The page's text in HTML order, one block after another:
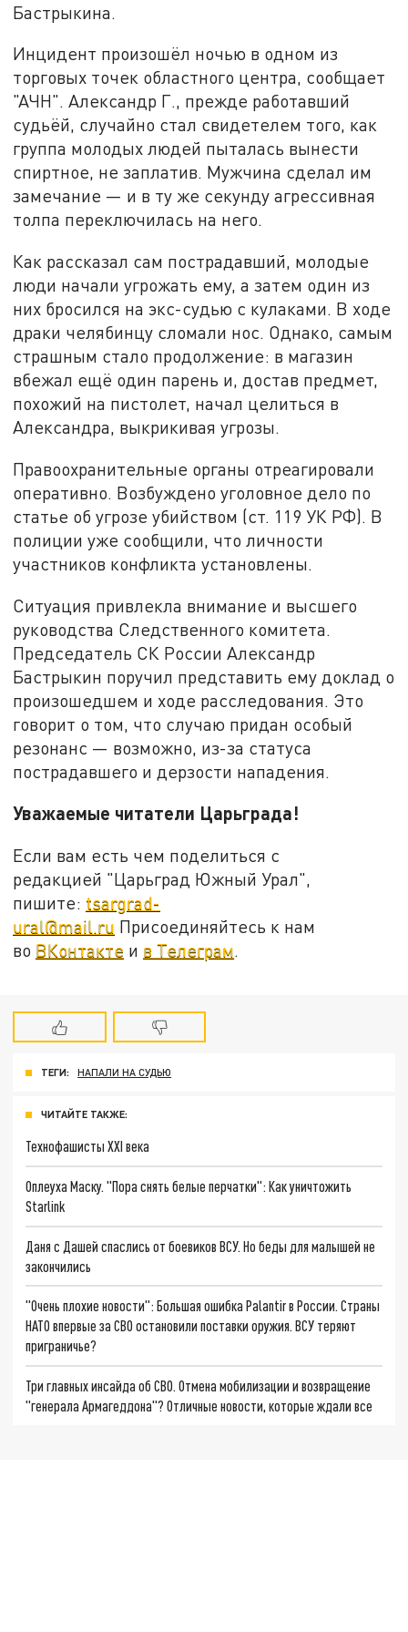
Бастрыкина.
Инцидент произошёл ночью в одном из
торговых точек областного центра, сообщает
"АЧН". Александр Г., прежде работавший
судьёй, случайно стал свидетелем того, как
группа молодых людей пыталась вынести
спиртное, не заплатив. Мужчина сделал им
замечание — и в ту же секунду агрессивная
толпа переключилась на него.
Как рассказал сам пострадавший, молодые
люди начали угрожать ему, а затем один из
них бросился на экс-судью с кулаками. В ходе
драки челябинцу сломали нос. Однако, самым
страшным стало продолжение: в магазин
вбежал ещё один парень и, достав предмет,
похожий на пистолет, начал целиться в
Александра, выкрикивая угрозы.
Правоохранительные органы отреагировали
оперативно. Возбуждено уголовное дело по
статье об угрозе убийством (ст. 119 УК РФ). В
полиции уже сообщили, что личности
участников конфликта установлены.
Ситуация привлекла внимание и высшего
руководства Следственного комитета.
Председатель СК России Александр
Бастрыкин поручил представить ему доклад о
произошедшем и ходе расследования. Это
говорит о том, что случаю придан особый
резонанс — возможно, из-за статуса
пострадавшего и дерзости нападения.
Уважаемые читатели Царьграда!
Если вам есть чем поделиться с
редакцией "Царьград Южный Урал",
пишите: tsargrad-
ural@mail.ru Присоединяйтесь к нам
во ВКонтакте и в Телеграм.
ТЕГИ: НАПАЛИ НА СУДЬЮ
ЧИТАЙТЕ ТАКЖЕ:
Технофашисты XXI века
Оплеуха Маску. "Пора снять белые перчатки": Как уничтожить
Starlink
Даня с Дашей спаслись от боевиков ВСУ. Но беды для малышей не
закончились
"Очень плохие новости": Большая ошибка Palantir в России. Страны
НАТО впервые за СВО остановили поставки оружия. ВСУ теряют
приграничье?
Три главных инсайда об СВО. Отмена мобилизации и возвращение
"генерала Армагеддона"? Отличные новости, которые ждали все